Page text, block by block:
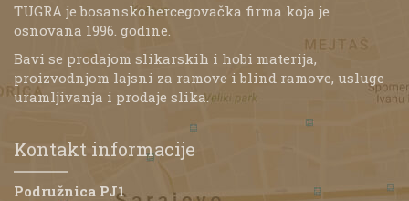
TUGRA je bosanskohercegovačka firma koja je
osnovana 1996. godine.
Bavi se prodajom slikarskih i hobi materija,
proizvodnjom lajsni za ramove i blind ramove, usluge
uramljivanja i prodaje slika.
Kontakt informacije
Podružnica PJ1